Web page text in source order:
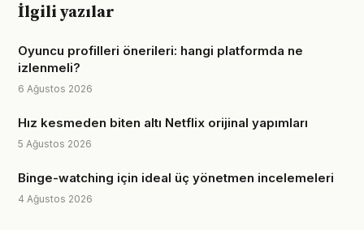
İlgili yazılar
Oyuncu profilleri önerileri: hangi platformda ne
izlenmeli?
6 Ağustos 2026
Hız kesmeden biten altı Netflix orijinal yapımları
5 Ağustos 2026
Binge-watching için ideal üç yönetmen incelemeleri
4 Ağustos 2026